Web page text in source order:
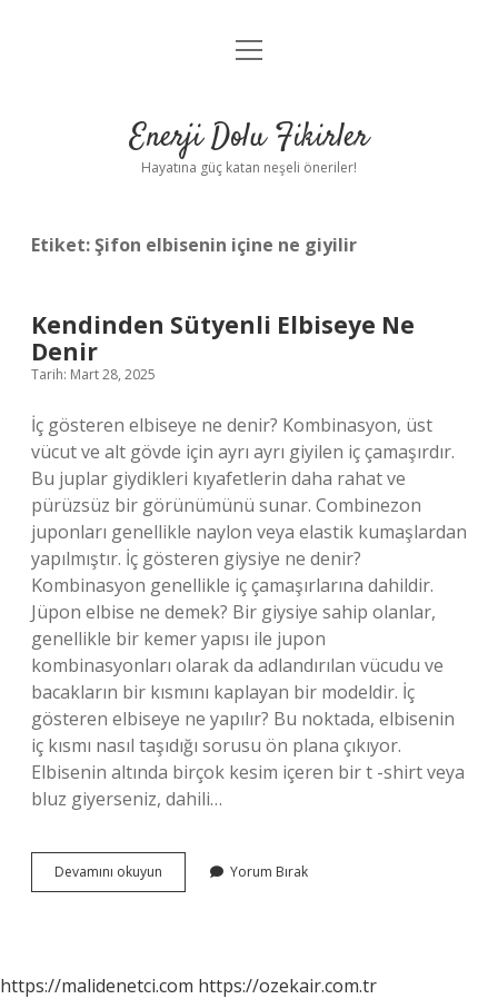
Anasayfa
Yasal Uyarı
menüyü
Enerji Dolu Fikirler
Hayatına güç katan neşeli öneriler!
Etiket:Şifon elbisenin içine ne giyilir
Kendinden Sütyenli Elbiseye Ne
Denir
Tarih: Mart 28, 2025
İç gösteren elbiseye ne denir? Kombinasyon, üst
vücut ve alt gövde için ayrı ayrı giyilen iç çamaşırdır.
Bu juplar giydikleri kıyafetlerin daha rahat ve
pürüzsüz bir görünümünü sunar. Combinezon
juponları genellikle naylon veya elastik kumaşlardan
yapılmıştır. İç gösteren giysiye ne denir?
Kombinasyon genellikle iç çamaşırlarına dahildir.
Jüpon elbise ne demek? Bir giysiye sahip olanlar,
genellikle bir kemer yapısı ile jupon
kombinasyonları olarak da adlandırılan vücudu ve
bacakların bir kısmını kaplayan bir modeldir. İç
gösteren elbiseye ne yapılır? Bu noktada, elbisenin
iç kısmı nasıl taşıdığı sorusu ön plana çıkıyor.
Elbisenin altında birçok kesim içeren bir t -shirt veya
bluz giyerseniz, dahili…
Devamını okuyun Kendinden
Sütyenli
Yorum Bırak
https://malidenetci.com https://ozekair.com.tr